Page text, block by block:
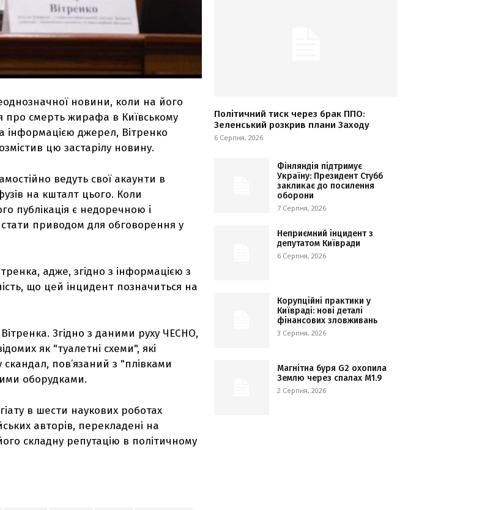
новини, коли на його
про смерть жирафа в Київському
інформацією джерел, Вітренко
цю застарілу новину.
ведуть свої акаунти в
на кшталт цього. Коли
публікація є недоречною і
приводом для обговорення у
адже, згідно з інформацією з
що цей інцидент позначиться на
Згідно з даними руху ЧЕСНО,
як "туалетні схеми", які
пов’язаний з "плівками
оборудками.
в шести наукових роботах
авторів, перекладені на
складну репутацію в політичному
Політичний тиск через брак ППО:
Зеленський розкрив плани Заходу
6 Серпня, 2026
Фінляндія підтримує
Україну: Президент Стубб
закликає до посилення
оборони
7 Серпня, 2026
Неприємний інцидент з
депутатом Київради
6 Серпня, 2026
Корупційні практики у
Київраді: нові деталі
фінансових зловживань
3 Серпня, 2026
Магнітна буря G2 охопила
Землю через спалах M1.9
2 Серпня, 2026